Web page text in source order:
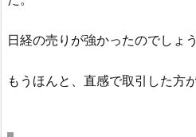
日経の売りが強かったのでしょう
もうほんと、直感で取引した方